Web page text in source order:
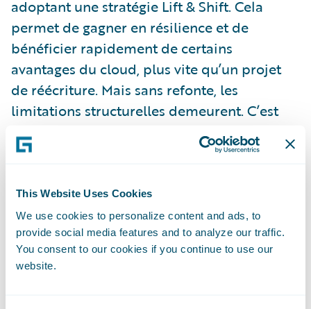
This Website Uses Cookies
We use cookies to personalize content and ads, to
provide social media features and to analyze our traffic.
You consent to our cookies if you continue to use our
website.
adoptant une stratégie Lift & Shift. Cela
permet de gagner en résilience et de
bénéficier rapidement de certains
avantages du cloud, plus vite qu’un projet
de réécriture. Mais sans refonte, les
limitations structurelles demeurent. C’est
une solution intermédiaire, souvent
pertinente, un premier pas, mais rarement
La dernière approche consiste à adopter
une plateforme cloud-native via une
approche Buy, ou plutôt Subscribe, qui